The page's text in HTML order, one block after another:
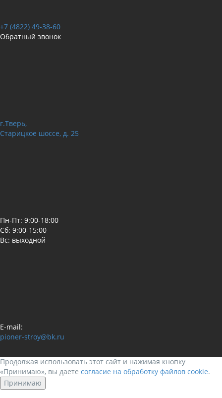
+7 (4822) 49-38-60
Обратный звонок
г.Тверь,
Старицкое шоссе, д. 25
Пн-Пт: 9:00-18:00
Сб: 9:00-15:00
Вс: выходной
E-mail:
pioner-stroy@bk.ru
Продолжая использовать этот сайт и нажимая кнопку
«Принимаю», вы даете согласие на обработку файлов cookie.
Принимаю